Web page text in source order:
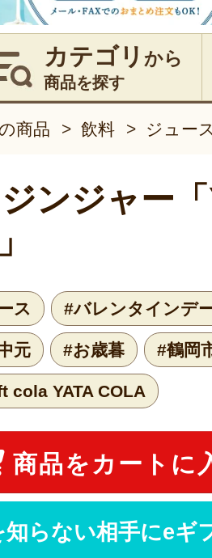
カテゴリ から
商品を探す
商品 > 飲料 > ジュー
ンジャー「
ス #バレンタインデ
元 #お歳暮 #鶴岡
cola YATA COLA
商品をカートに
知らない相手にeギ